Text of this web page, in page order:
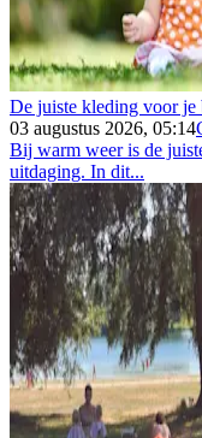
De juiste kleding voor
03 augustus 2026, 05:14
Bij warm weer is de
uitdaging. In dit...